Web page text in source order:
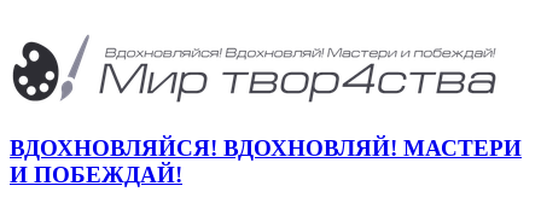
ВДОХНОВЛЯЙСЯ! ВДОХНОВЛЯЙ! МАСТЕРИ
И ПОБЕЖДАЙ!